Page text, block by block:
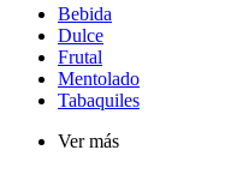
Bebida
Dulce
Frutal
Mentolado
Tabaquiles
Ver más